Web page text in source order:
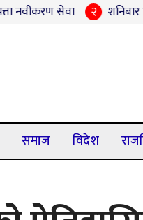
२ शनिबार पनि गाउँमै
समाज विदेश